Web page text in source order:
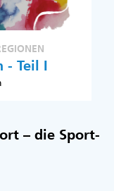
- Teil I
– die Sport-